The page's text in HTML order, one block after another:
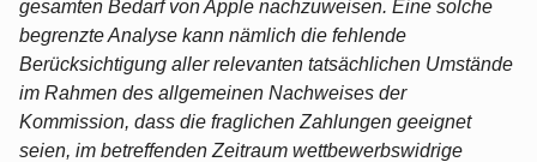
gesamten Bedarf von Apple nachzuweisen. Eine solche
begrenzte Analyse kann nämlich die fehlende
Berücksichtigung aller relevanten tatsächlichen Umstände
im Rahmen des allgemeinen Nachweises der
Kommission, dass die fraglichen Zahlungen geeignet
seien, im betreffenden Zeitraum wettbewerbswidrige